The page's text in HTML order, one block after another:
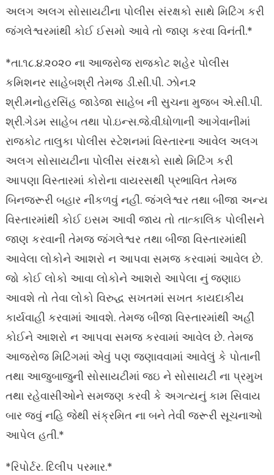
અલગ અલગ સોસાયટીના પોલીસ સંરક્ષકો સાથે મિટિંગ કરી
જંગલેશ્વરમાંથી કોઈ ઈસમો આવે તો જાણ કરવા વિનંતી.*
*તા.૧૮.૪.૨૦૨૦ ના આજરોજ રાજકોટ શહેર પોલીસ
કમિશનર સાહેબશ્રી તેમજ ડી.સી.પી. ઝોન.૨
શ્રી.મનોહરસિંહ જાડેજા સાહેબ ની સુચના મુજબ એ.સી.પી.
શ્રી.ગેડમ સાહેબ તથા પો.ઇન્સ.જે.વી.ધોળાની આગેવાનીમાં
રાજકોટ તાલુકા પોલીસ સ્ટેશનમાં વિસ્તારના આવેલ અલગ
અલગ સોસાયટીના પોલીસ સંરક્ષકો સાથે મિટિંગ કરી
આપણા વિસ્તારમાં કોરોના વાયરસથી પ્રભાવિત તેમજ
બિનજરૂરી બહાર નીકળવું નહીં. જંગલેશ્વર તથા બીજા અન્ય
વિસ્તારમાંથી કોઈ ઇસમ આવી જાય તો તાત્કાલિક પોલીસને
જાણ કરવાની તેમજ જંગલેશ્વર તથા બીજા વિસ્તારમાંથી
આવેલા લોકોને આશરો ન આપવા સમજ કરવામાં આવેલ છે.
જો કોઈ લોકો આવા લોકોને આશરો આપેલા નું જણાઇ
આવશે તો તેવા લોકો વિરુદ્ધ સખતમાં સખત કાયદાકીય
કાર્યવાહી કરવામાં આવશે. તેમજ બીજા વિસ્તારમાંથી અહીં
કોઈને આશરો ન આપવા સમજ કરવામાં આવેલ છે. તેમજ
આજરોજ મિટિંગમાં એવું પણ જણાવવામાં આવેલું કે પોતાની
તથા આજુબાજુની સોસાયટીમાં જઇ ને સોસાયટી ના પ્રમુખ
તથા રહેવાસીઓને સમજણ કરવી કે અગત્યનું કામ સિવાય
બાર જવું નહિ જેથી સંક્રમિત ના બને તેવી જરૂરી સૂચનાઓ
આપેલ હતી.*
*રિપોર્ટર. દિલીપ પરમાર.*